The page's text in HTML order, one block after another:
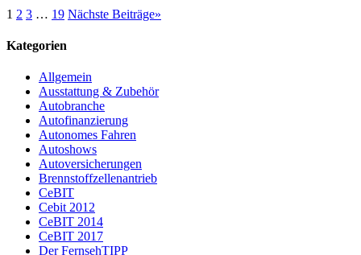
1 2 3 … 19 Nächste Beiträge»
Kategorien
Allgemein
Ausstattung & Zubehör
Autobranche
Autofinanzierung
Autonomes Fahren
Autoshows
Autoversicherungen
Brennstoffzellenantrieb
CeBIT
Cebit 2012
CeBIT 2014
CeBIT 2017
Der FernsehTIPP